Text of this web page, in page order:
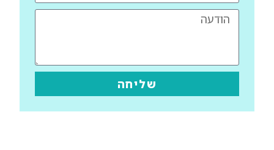
שליחה